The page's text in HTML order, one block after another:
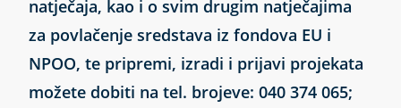
natječaja, kao i o svim drugim natječajima
za povlačenje sredstava iz fondova EU i
NPOO, te pripremi, izradi i prijavi projekata
možete dobiti na tel. brojeve: 040 374 065;